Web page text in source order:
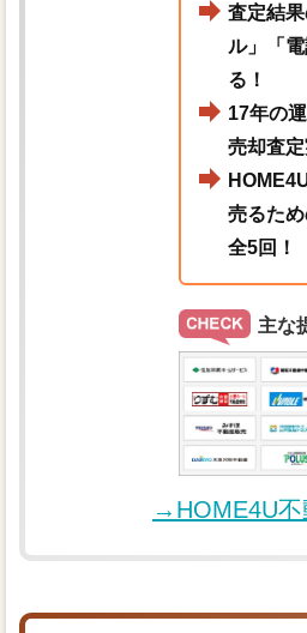
査定結
ル」「
る！
17年の
売却査定
売るため
全5回！
主な
→HOME4U不